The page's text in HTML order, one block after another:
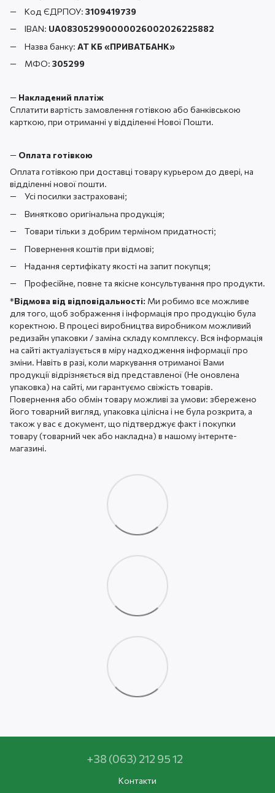
Код ЄДРПОУ: 3109419739
IBAN: UA083052990000026002026225882
Назва банку: АТ КБ «ПРИВАТБАНК»
МФО: 305299
— Накладений платіж
Сплатити вартість замовлення готівкою або банківською
карткою, при отриманні у відділенні Нової Пошти.
— Оплата готівкою
Оплата готівкою при доставці товару курьером до двері, на
відділенні нової пошти.
Усі посилки застраховані;
Винятково оригінальна продукція;
Товари тільки з добрим терміном придатності;
Повернення коштів при відмові;
Надання сертифікату якості на запит покупця;
Професійне, повне та якісне консультування про продукти.
*Відмова від відповідальності: Ми робимо все можливе
для того, щоб зображення і інформація про продукцію була
коректною. В процесі виробництва виробником можливий
редизайн упаковки / заміна складу комплексу. Вся інформація
на сайті актуалізується в міру надходження інформації про
зміни. Навіть в разі, коли маркування отриманої Вами
продукції відрізняється від представленої (Не оновлена ​​
упаковка) на сайті, ми гарантуємо свіжість товарів.
Повернення або обмін товару можливі за умови: збережено
його товарний вигляд, упаковка цілісна і не була розкрита, а
також у вас є документ, що підтверджує факт і покупки
товару (товарний чек або накладна) в нашому інтернте-
магазині.
+38 (063) 212 95 12
Контакти